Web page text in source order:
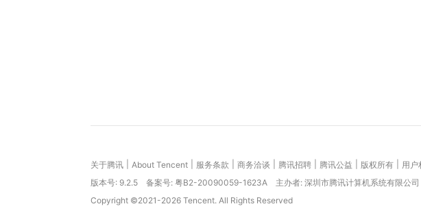
关于腾讯 About Tencent 服务条款 商务洽谈 腾讯招聘 腾讯公益 版权所有 用户
版本号: 9.2.5 备案号: 粤B2-20090059-1623A
主办者: 深圳市腾讯计算机系统有限公司
Copyright ©2021-2026 Tencent. All Rights Reserved